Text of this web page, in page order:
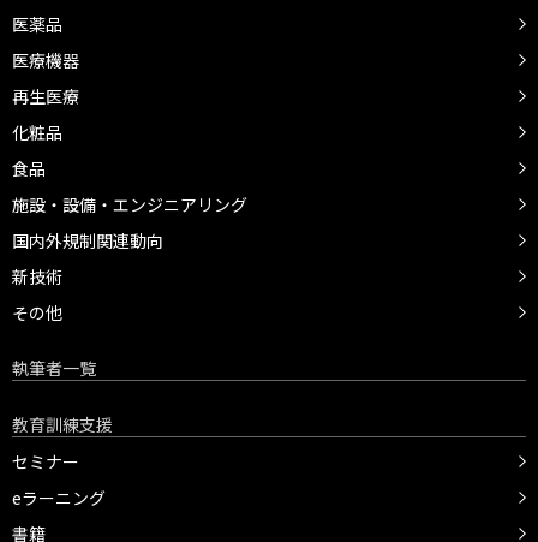
医薬品
医療機器
再生医療
化粧品
食品
施設・設備・エンジニアリング
国内外規制関連動向
新技術
その他
執筆者一覧
教育訓練支援
セミナー
eラーニング
書籍